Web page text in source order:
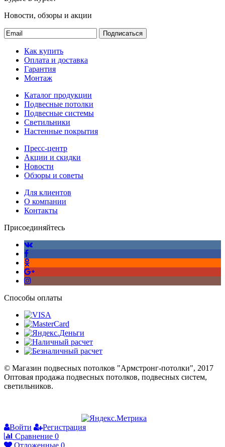
Новости, обзоры и акции
Подписаться
Как купить
Оплата и доставка
Гарантия
Монтаж
Каталог продукции
Подвесные потолки
Подвесные системы
Светильники
Настенные покрытия
Пресс-центр
Акции и скидки
Новости
Обзоры и советы
Для клиентов
О компании
Контакты
Присоединяйтесь
Способы оплаты
© Магазин подвесных потолков "Армстронг-потолки", 2017
Оптовая продажа подвесных потолков, подвесных систем,
светильников.
Войти
Регистрация
Сравнение 0